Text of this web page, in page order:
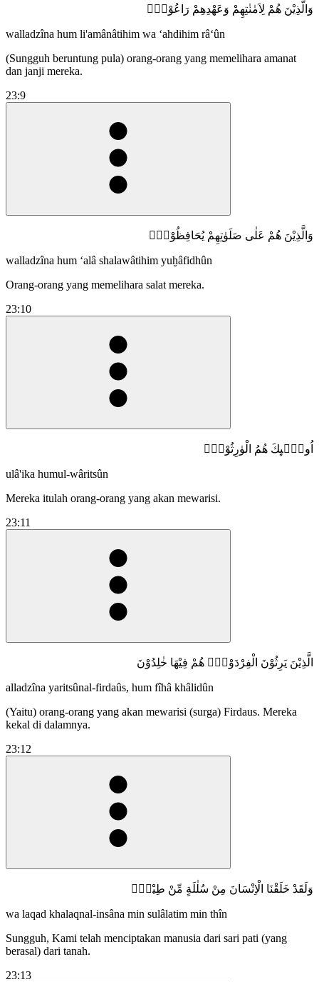
وَالَّذِيْنَ هُمْ لِاَمٰنٰتِهِمْ وَعَهْدِهِمْ رَاعُوْنَۙ
walladzîna hum li'amânâtihim wa ‘ahdihim râ‘ûn
(Sungguh beruntung pula) orang-orang yang memelihara amanat
dan janji mereka.
23:9
وَالَّذِيْنَ هُمْ عَلٰى صَلَوٰتِهِمْ يُحَافِظُوْنَۘ
walladzîna hum ‘alâ shalawâtihim yuḫâfidhûn
Orang-orang yang memelihara salat mereka.
23:10
اُولٰۤىِٕكَ هُمُ الْوٰرِثُوْنَۙ
ulâ'ika humul-wâritsûn
Mereka itulah orang-orang yang akan mewarisi.
23:11
الَّذِيْنَ يَرِثُوْنَ الْفِرْدَوْسَۗ هُمْ فِيْهَا خٰلِدُوْنَ
alladzîna yaritsûnal-firdaûs, hum fîhâ khâlidûn
(Yaitu) orang-orang yang akan mewarisi (surga) Firdaus. Mereka
kekal di dalamnya.
23:12
وَلَقَدْ خَلَقْنَا الْاِنْسَانَ مِنْ سُلٰلَةٍ مِّنْ طِيْنٍۚ
wa laqad khalaqnal-insâna min sulâlatim min thîn
Sungguh, Kami telah menciptakan manusia dari sari pati (yang
berasal) dari tanah.
23:13